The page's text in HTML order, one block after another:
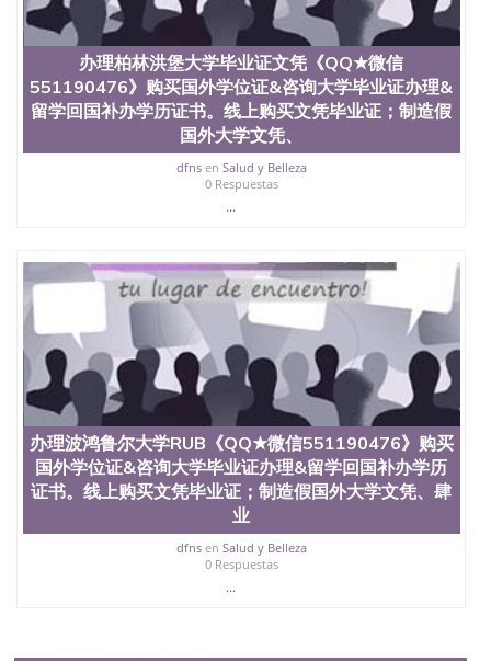
办理柏林洪堡大学毕业证文凭《QQ★微信
551190476》购买国外学位证&咨询大学毕业证办理&
留学回国补办学历证书。线上购买文凭毕业证；制造假
国外大学文凭、
dfnsen Salud y Belleza
0 Respuestas
...
办理波鸿鲁尔大学RUB《QQ★微信551190476》购买
国外学位证&咨询大学毕业证办理&留学回国补办学历
证书。线上购买文凭毕业证；制造假国外大学文凭、肆
业
dfnsen Salud y Belleza
0 Respuestas
...